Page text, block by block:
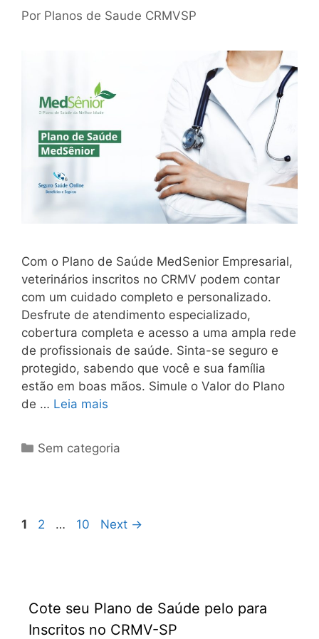
Por Planos de Saude CRMVSP
Com o Plano de Saúde MedSenior Empresarial,
veterinários inscritos no CRMV podem contar
com um cuidado completo e personalizado.
Desfrute de atendimento especializado,
cobertura completa e acesso a uma ampla rede
de profissionais de saúde. Sinta-se seguro e
protegido, sabendo que você e sua família
estão em boas mãos. Simule o Valor do Plano
de … Leia mais
Sem categoria
1 2 … 10 Next →
Cote seu Plano de Saúde pelo para
Inscritos no CRMV-SP